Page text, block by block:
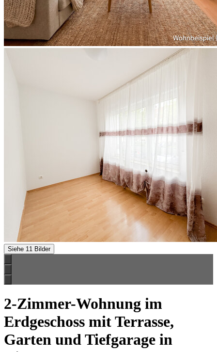
Siehe 11 Bilder
2-Zimmer-Wohnung im
Erdgeschoss mit Terrasse,
Garten und Tiefgarage in